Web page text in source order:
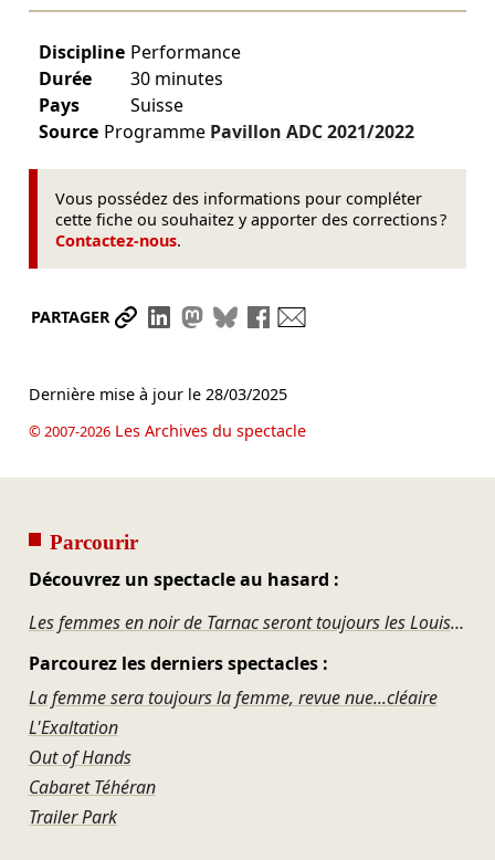
Discipline Performance
Durée
30 minutes
Pays
Suisse
Source Programme Pavillon ADC2021/2022
Vous possédez des informations pour compléter
cette fiche ou souhaitez y apporter des corrections ?
Contactez-nous.
PARTAGER Partager le lien
Partager sur LinkedIn
Partager sur Mastodon
Partager sur Bluesky
Partager sur Facebook
Dernière mise à jour le 28/03/2025
© 2007-2026Les Archives du spectacle
Parcourir
Découvrez un spectacle au hasard :
Les femmes en noir de Tarnac seront toujours les Louise Michel de nos barricades imaginaires.
Parcourez les derniers spectacles :
La femme sera toujours la femme, revue nue...cléaire
L'Exaltation
Out of Hands
Cabaret Téhéran
Trailer Park